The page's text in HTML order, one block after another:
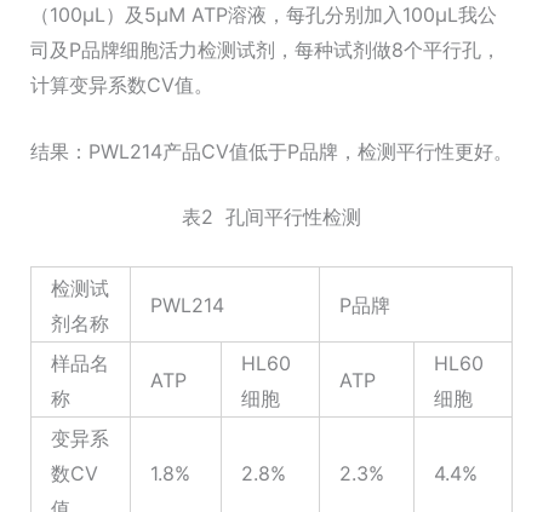
（100μL）及5μM ATP溶液，每孔分别加入100μL我公
司及P品牌细胞活力检测试剂，每种试剂做8个平行孔，
计算变异系数CV值。
结果：PWL214产品CV值低于P品牌，检测平行性更好。
表2 孔间平行性检测
检测试
剂名称
PWL214 P品牌
样品名
称
ATP
HL60
细胞
ATP
HL60
细胞
变异系
数CV
1.8% 2.8% 2.3% 4.4%